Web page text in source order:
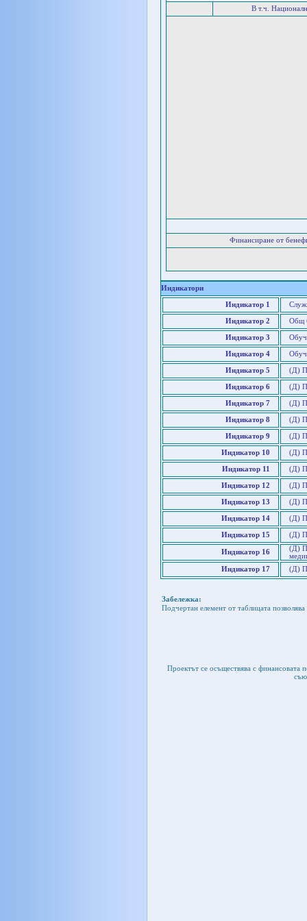
В т.ч.
Финансиране от
Индикатори
Индикатор 1
Индикатор 2 Общ
Индикатор 3
Индикатор 4
Индикатор 5 (Д)
Индикатор 6 (Д)
Индикатор 7 (Д)
Индикатор 8 (Д)
Индикатор 9 (Д)
Индикатор 10 (Д)
Индикатор 11 (Д)
Индикатор 12 (Д)
Индикатор 13 (Д)
Индикатор 14 (Д)
Индикатор 15 (Д)
Индикатор 16
(Д)
Индикатор 17
(Д)
Забележка:
Подчертан елемент от таблицата
Проектът се осъществява с финансовата